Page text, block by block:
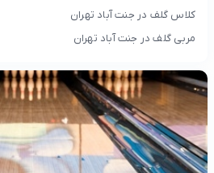
کلاس گلف در جنت آباد تهران
مربی گلف در جنت آباد تهران